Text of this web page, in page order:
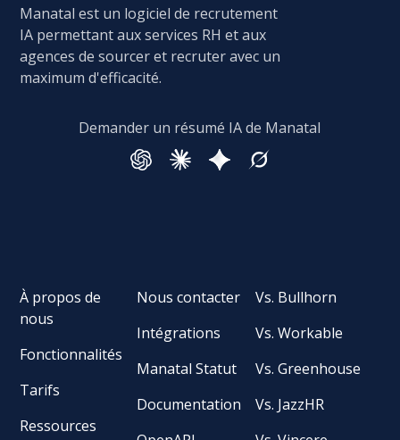
Manatal est un logiciel de recrutement
IA permettant aux services RH et aux
agences de sourcer et recruter avec un
maximum d'efficacité.
Demander un résumé IA de Manatal
À propos de
nous
Fonctionnalités
Tarifs
Ressources
Nous contacter
Intégrations
Manatal Statut
Documentation
Vs. Bullhorn
Vs. Workable
Vs. Greenhouse
Vs. JazzHR